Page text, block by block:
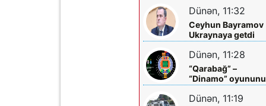
salındılar
Dünən, 11:32
Ceyhun Bayramov
Ukraynaya getdi
Dünən, 11:28
“Qarabağ” –
“Dinamo”
biletləri satışa
çıxarılır
Dünən, 11:19